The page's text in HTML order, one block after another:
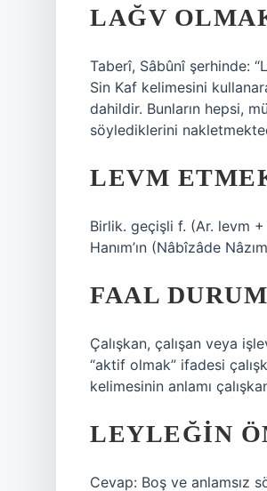
LAĞV
Taberî, Sâbûnî şerhinde:
Sin Kaf kelimesini
dahildir. Bunların hepsi,
söylediklerini
LEVM
Birlik. geçişli f. (Ar. levm +
Hanım’ın (Nâbîzâde
FAAL
Çalışkan, çalışan veya
“aktif olmak” ifadesi
kelimesinin anlamı
LEYLEĞIN
Cevap: Boş ve anlamsız